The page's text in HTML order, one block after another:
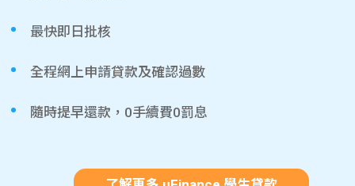
最快即日批核
全程網上申請貸款及確認過數
隨時提早還款，0手續費0罰息